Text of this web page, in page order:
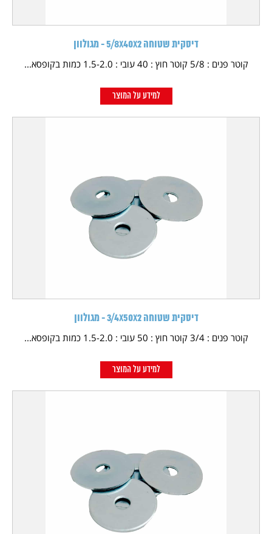
דיסקית שטוחה 5/8X40X2 - מגולוון
קוטר פנים : 5/8 קוטר חוץ : 40 עובי : 1.5-2.0 כמות בקופסא...
למידע על המוצר
דיסקית שטוחה 3/4X50X2 - מגולוון
קוטר פנים : 3/4 קוטר חוץ : 50 עובי : 1.5-2.0 כמות בקופסא...
למידע על המוצר